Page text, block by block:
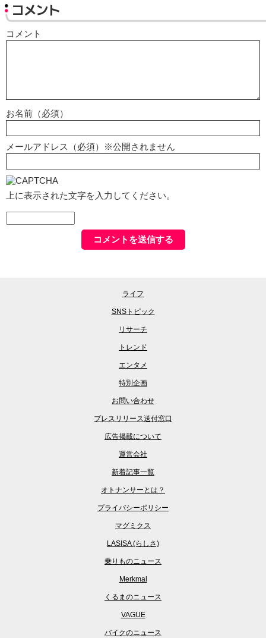
コメント
コメント
お名前（必須）
メールアドレス（必須）※公開されません
上に表示された文字を入力してください。
ライフ
SNSトピック
リサーチ
トレンド
エンタメ
特別企画
お問い合わせ
プレスリリース送付窓口
広告掲載について
運営会社
新着記事一覧
オトナンサーとは？
プライバシーポリシー
マグミクス
LASISA (らしさ)
乗りものニュース
Merkmal
くるまのニュース
VAGUE
バイクのニュース